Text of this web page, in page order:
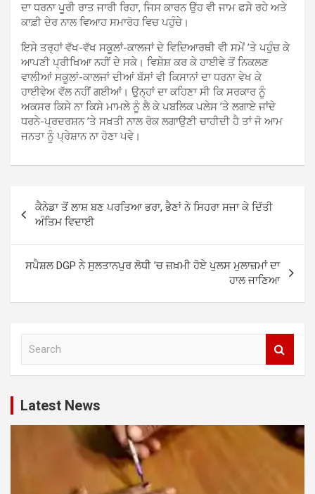
ਦਾ ਧਰਨਾ ਪੂਰੀ ਰਾਤ ਜਾਰੀ ਰਿਹਾ, ਜਿਸ ਕਾਰਨ ਉਹ ਵੀ ਜਾਮ ਫਸੇ ਰਹੇ ਅਤੇ
ਕਾਫ਼ੀ ਦੇਰ ਨਾਲ ਵਿਆਹ ਸਮਾਰੋਹ ਵਿਚ ਪਹੁੰਚੇ।
ਇਸੇ ਤਰ੍ਹਾਂ ਵੱਖ-ਵੱਖ ਸਕੂਲਾਂ-ਕਾਲਜਾਂ ਦੇ ਵਿਦਿਆਰਥੀ ਵੀ ਸਮੇਂ ’ਤੇ ਪਹੁੰਚ ਕੇ
ਆਪਣੀ ਪ੍ਰੀਖਿਆ ਨਹੀਂ ਦੇ ਸਕੇ। ਵਿਸ਼ੇਸ਼ ਕਰ ਕੇ ਹਾਈਵੇ ਤੋਂ ਨਿਕਲਣ
ਵਾਲੀਆਂ ਸਕੂਲਾਂ-ਕਾਲਜਾਂ ਦੀਆਂ ਬੱਸਾਂ ਵੀ ਕਿਸਾਨਾਂ ਦਾ ਧਰਨਾ ਵੇਖ ਕੇ
ਹਾਈਵੇਅ ਵੱਲ ਨਹੀਂ ਗਈਆਂ। ਉਨ੍ਹਾਂ ਦਾ ਕਹਿਣਾ ਸੀ ਕਿ ਸਰਕਾਰ ਨੂੰ
ਅਕਸਰ ਕਿਸੇ ਨਾ ਕਿਸੇ ਮਾਮਲੇ ਨੂੰ ਲੈ ਕੇ ਪਬਲਿਕ ਪਲੇਸ ’ਤੇ ਲਗਾਏ ਜਾਂਦੇ
ਧਰਨੇ-ਪ੍ਰਦਰਸ਼ਨ ’ਤੇ ਸਖ਼ਤੀ ਨਾਲ ਰੋਕ ਲਗਾਉਣੀ ਚਾਹੀਦੀ ਹੈ ਤਾਂ ਜੋ ਆਮ
ਜਨਤਾ ਨੂੰ ਪ੍ਰੇਸ਼ਾਨ ਨਾ ਹੋਣਾ ਪਵੇ।
Post
navigation
ਕੈਨੇਡਾ ਤੋਂ ਲਾਸ਼ ਬਣ ਪਰਤਿਆ ਭਰਾ, ਭੈਣਾਂ ਨੇ ਸਿਹਰਾ ਸਜਾ ਕੇ ਦਿੱਤੀ
ਅੰਤਿਮ ਵਿਦਾਈ
ਸਪੈਸ਼ਲ DGP ਨੇ ਸੁਲਤਾਨਪੁਰ ਲੋਧੀ ’ਚ ਜ਼ਖ਼ਮੀ ਹੋਏ ਪੁਲਸ ਮੁਲਾਜ਼ਮਾਂ ਦਾ
ਹਾਲ ਜਾਣਿਆ
c
h
Latest News